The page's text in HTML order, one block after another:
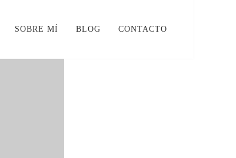
SOBRE MÍ BLOG CONTACTO